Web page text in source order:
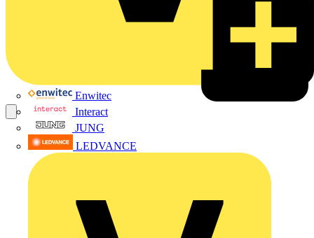
Enwitec
Interact
JUNG
LEDVANCE